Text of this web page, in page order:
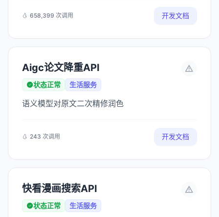
658,399 次调用 开发文档
Aigc论文降重API
状态正常 生活服务
语义模型对原文二次精修润色
243 次调用 开发文档
快看漫画搜索API
状态正常 生活服务